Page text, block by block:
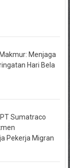
Menjaga
Hari Bela
Sumatraco
Pekerja Migran